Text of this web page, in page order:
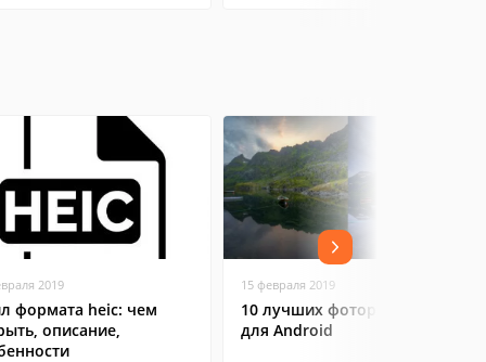
2019
формата heic: чем
описание,
15 февраля 2019
10 лучших фоторедакторов
для Android